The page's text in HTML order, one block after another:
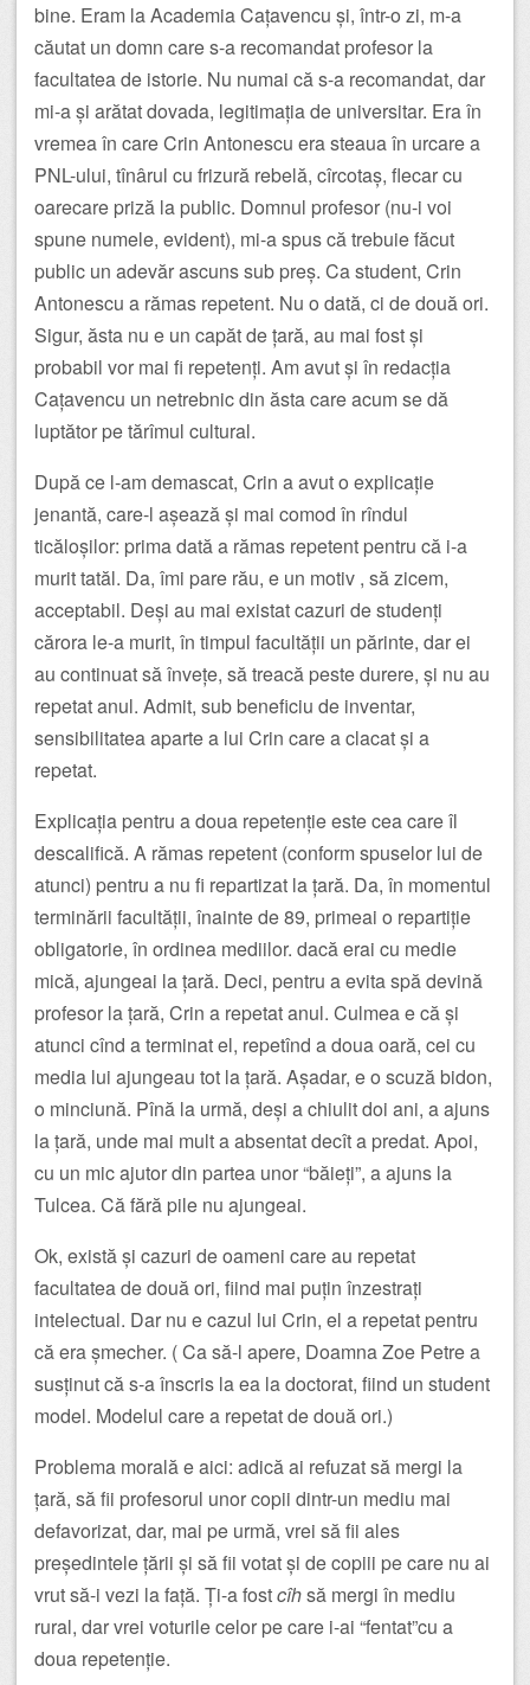
bine. Eram la Academia Cațavencu și, într-o zi, m-a
căutat un domn care s-a recomandat profesor la
facultatea de istorie. Nu numai că s-a recomandat, dar
mi-a și arătat dovada, legitimația de universitar. Era în
vremea în care Crin Antonescu era steaua în urcare a
PNL-ului, tînârul cu frizură rebelă, cîrcotaș, flecar cu
oarecare priză la public. Domnul profesor (nu-i voi
spune numele, evident), mi-a spus că trebuie făcut
public un adevăr ascuns sub preș. Ca student, Crin
Antonescu a rămas repetent. Nu o dată, ci de două ori.
Sigur, ăsta nu e un capăt de țară, au mai fost și
probabil vor mai fi repetenți. Am avut și în redacția
Cațavencu un netrebnic din ăsta care acum se dă
luptător pe tărîmul cultural.
După ce l-am demascat, Crin a avut o explicație
jenantă, care-l așează și mai comod în rîndul
ticăloșilor: prima dată a rămas repetent pentru că i-a
murit tatăl. Da, îmi pare rău, e un motiv , să zicem,
acceptabil. Deși au mai existat cazuri de studenți
cărora le-a murit, în timpul facultății un părinte, dar ei
au continuat să învețe, să treacă peste durere, și nu au
repetat anul. Admit, sub beneficiu de inventar,
sensibilitatea aparte a lui Crin care a clacat și a
repetat.
Explicația pentru a doua repetenție este cea care îl
descalifică. A rămas repetent (conform spuselor lui de
atunci) pentru a nu fi repartizat la țară. Da, în momentul
terminării facultății, înainte de 89, primeai o repartiție
obligatorie, în ordinea mediilor. dacă erai cu medie
mică, ajungeai la țară. Deci, pentru a evita spă devină
profesor la țară, Crin a repetat anul. Culmea e că și
atunci cînd a terminat el, repetînd a doua oară, cei cu
media lui ajungeau tot la țară. Așadar, e o scuză bidon,
o minciună. Pînă la urmă, deși a chiulit doi ani, a ajuns
la țară, unde mai mult a absentat decît a predat. Apoi,
cu un mic ajutor din partea unor “băieți”, a ajuns la
Tulcea. Că fără pile nu ajungeai.
Ok, există și cazuri de oameni care au repetat
facultatea de două ori, fiind mai puțin înzestrați
intelectual. Dar nu e cazul lui Crin, el a repetat pentru
că era șmecher. ( Ca să-l apere, Doamna Zoe Petre a
susținut că s-a înscris la ea la doctorat, fiind un student
model. Modelul care a repetat de două ori.)
Problema morală e aici: adică ai refuzat să mergi la
țară, să fii profesorul unor copii dintr-un mediu mai
defavorizat, dar, mai pe urmă, vrei să fii ales
președintele țării și să fii votat și de copiii pe care nu ai
vrut să-i vezi la față. Ți-a fostcîhsă mergi în mediu
rural, dar vrei voturile celor pe care i-ai “fentat”cu a
doua repetenție.